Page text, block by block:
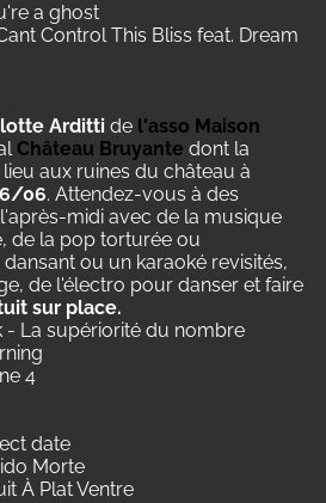
a ghost
Control This Bliss feat. Dream
Arditti de l'asso Maison
Château Bruyante dont la
aux ruines du château à
06. Attendez-vous à des
midi avec de la musique
de la pop torturée ou
ou un karaoké revisités,
de l'électro pour danser et faire
sur place.
- La supériorité du nombre
4
date
Morte
À Plat Ventre